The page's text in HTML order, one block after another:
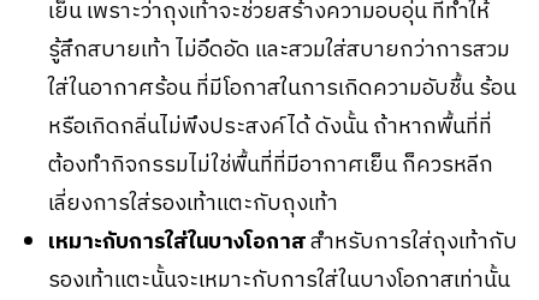
เย็น เพราะว่าถุงเท้าจะช่วยสร้างความอบอุ่น ที่ทำให้
รู้สึกสบายเท้า ไม่อึดอัด และสวมใส่สบายกว่าการสวม
ใส่ในอากาศร้อน ที่มีโอกาสในการเกิดความอับชื้น ร้อน
หรือเกิดกลิ่นไม่พึงประสงค์ได้ ดังนั้น ถ้าหากพื้นที่ที่
ต้องทำกิจกรรมไม่ใช่พื้นที่ที่มีอากาศเย็น ก็ควรหลีก
เลี่ยงการใส่รองเท้าแตะกับถุงเท้า
เหมาะกับการใส่ในบางโอกาสสำหรับการใส่ถุงเท้ากับ
รองเท้าแตะนั้นจะเหมาะกับการใส่ในบางโอกาสเท่านั้น